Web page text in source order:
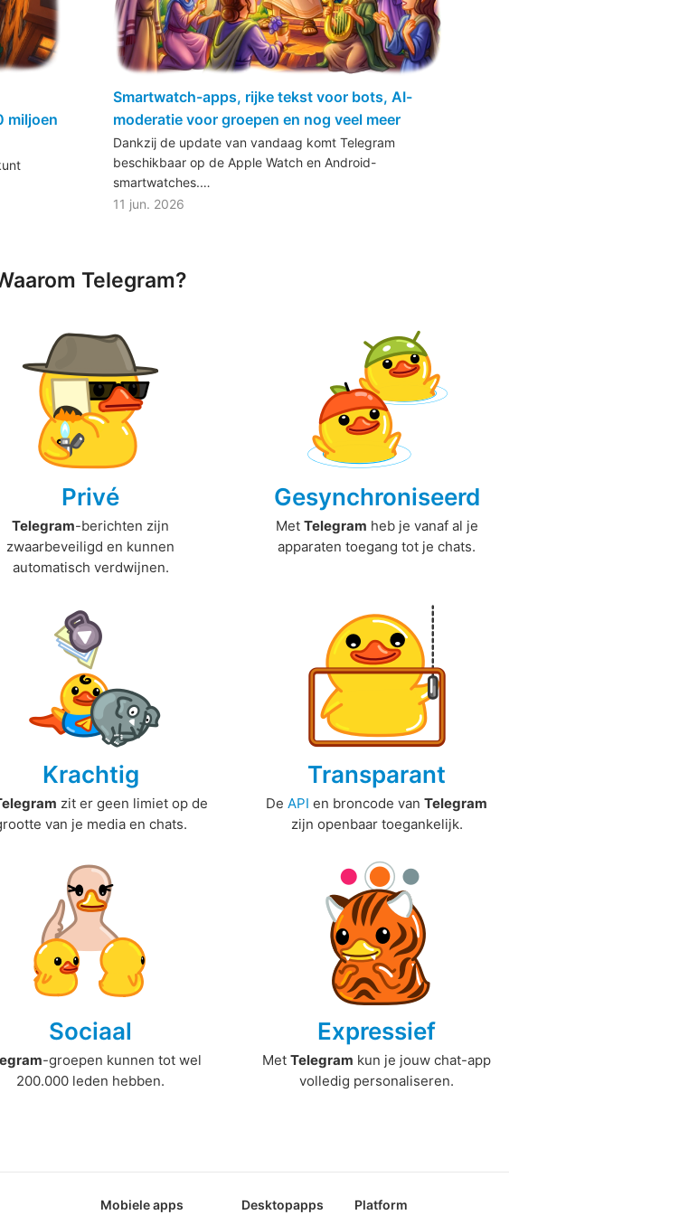
miljoen
Smartwatch-apps, rijke tekst voor bots, AI-
moderatie voor groepen en nog veel meer
Dankzij de update van vandaag komt Telegram
beschikbaar op de Apple Watch en Android-
smartwatches.…
11 jun. 2026
Telegram?
Privé
Telegram-berichten zijn
zwaarbeveiligd en kunnen
automatisch verdwijnen.
Gesynchroniseerd
Met Telegram heb je vanaf al je
apparaten toegang tot je chats.
Krachtig
zit er geen limiet op de
van je media en chats.
Transparant
DeAPI en broncode vanTelegram
zijn openbaar toegankelijk.
Sociaal
-groepen kunnen tot wel
200.000 leden hebben.
Expressief
MetTelegram kun je jouw chat-app
volledig personaliseren.
Mobiele apps Desktopapps Platform